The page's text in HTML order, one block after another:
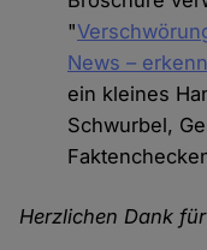
"
News –
ein kleines
Schwurbel,
Herzlichen Dank